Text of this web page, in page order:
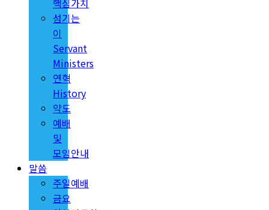
핵심가치
섬기는
이
Servant
Ministers
연혁
History
약도
예배
및
모임안내
말씀
주일예배
금요